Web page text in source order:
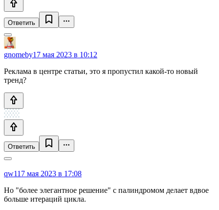
Ответить
gnomeby17 мая 2023 в 10:12
Реклама в центре статьи, это я пропустил какой-то новый
тренд?
Ответить
qw117 мая 2023 в 17:08
Но "более элегантное решение" с палиндромом делает вдвое
больше итераций цикла.